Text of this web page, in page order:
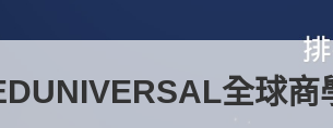
全球
AACSB第四次維持
科學家
年度學術終身科學
2025年度學術年度
年度學術年度科
年度學術年度科
士排行榜